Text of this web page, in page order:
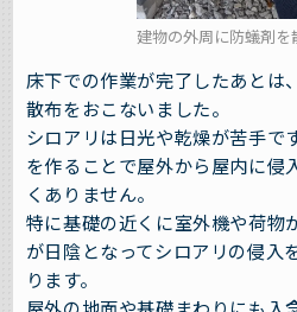
建物の外周に防蟻剤を
床下での作業が完了したあとは
散布をおこないました。
シロアリは日光や乾燥が苦手で
を作ることで屋外から屋内に侵
くありません。
特に基礎の近くに室外機や荷物
が日陰となってシロアリの侵入
ります。